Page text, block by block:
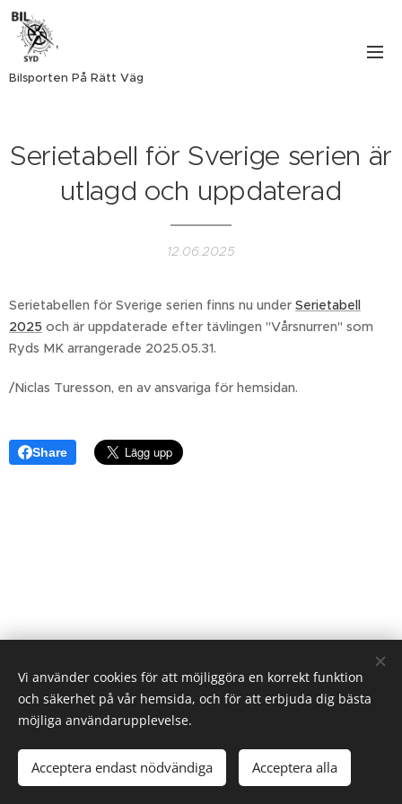
Bilsporten På Rätt Väg
Serietabell för Sverige serien är
utlagd och uppdaterad
12.06.2025
Serietabellen för Sverige serien finns nu under Serietabell
2025 och är uppdaterade efter tävlingen "Vårsnurren" som
Ryds MK arrangerade 2025.05.31.
/Niclas Turesson, en av ansvariga för hemsidan.
Share
Webnode
Vi använder cookies för att möjliggöra en korrekt funktion
och säkerhet på vår hemsida, och för att erbjuda dig bästa
möjliga användarupplevelse.
Acceptera endast nödvändiga Acceptera alla